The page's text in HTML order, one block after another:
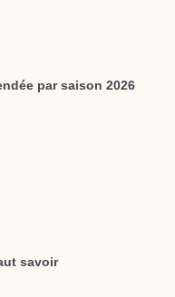
par saison 2026
savoir